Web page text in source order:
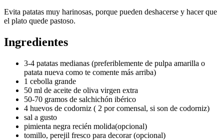
Evita patatas muy harinosas, porque pueden deshacerse y hacer que
el plato quede pastoso.
Ingredientes
3-4 patatas medianas (preferiblemente de pulpa amarilla o
patata nueva como te comente más arriba)
1 cebolla grande
50 ml de aceite de oliva virgen extra
50-70 gramos de salchichón ibérico
4 huevos de codorniz ( 2 por comensal, si son de codorniz)
sal a gusto
pimienta negra recién molida(opcional)
tomillo, perejil fresco para decorar (opcional)